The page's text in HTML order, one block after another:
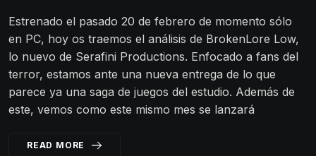
Estrenado el pasado 20 de febrero de momento sólo
en PC, hoy os traemos el análisis de BrokenLore Low,
lo nuevo de Serafini Productions. Enfocado a fans del
terror, estamos ante una nueva entrega de lo que
parece ya una saga de juegos del estudio. Además de
este, vemos como este mismo mes se lanzará
READ MORE